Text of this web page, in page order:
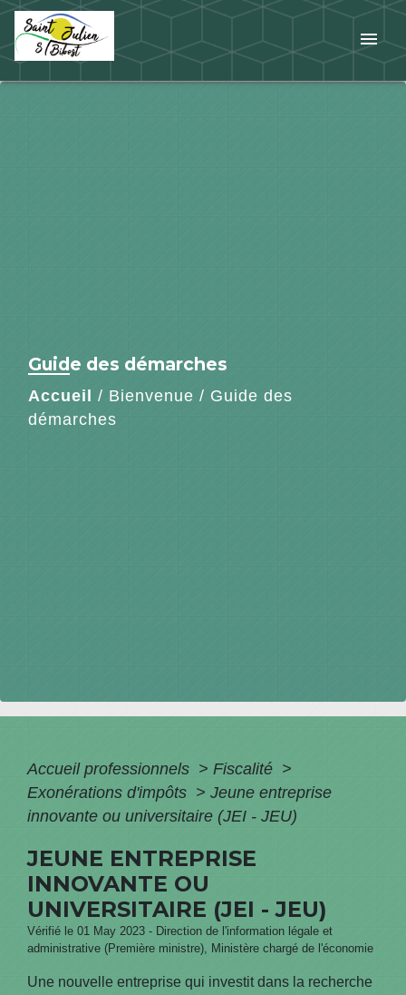
menu
Guide des démarches
Accueil / Bienvenue / Guide des
démarches
Accueil professionnels > Fiscalité >
Exonérations d'impôts > Jeune entreprise
innovante ou universitaire (JEI - JEU)
JEUNE ENTREPRISE
INNOVANTE OU
UNIVERSITAIRE (JEI - JEU)
Vérifié le 01 May 2023 - Direction de l'information légale et
administrative (Première ministre), Ministère chargé de l'économie
Une nouvelle entreprise qui investit dans la recherche